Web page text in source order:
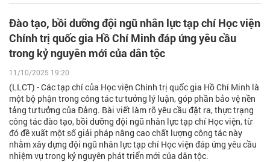
Đào tạo, bồi dưỡng đội ngũ nhân lực tạp chí Học viện
Chính trị quốc gia Hồ Chí Minh đáp ứng yêu cầu
trong kỷ nguyên mới của dân tộc
11/10/2025 19:20
(LLCT) - Các tạp chí của Học viện Chính trị quốc gia Hồ Chí Minh là
một bộ phận trong công tác tư tưởng lý luận, góp phần bảo vệ nền
tảng tư tưởng của Đảng. Bài viết làm rõ yêu cầu đặt ra, thực trạng
công tác đào tạo, bồi dưỡng đội ngũ nhân lực tạp chí Học viện, từ
đó đề xuất một số giải pháp nâng cao chất lượng công tác này
nhằm xây dựng đội ngũ nhân lực tạp chí Học viện đáp ứng yêu cầu
nhiệm vụ trong kỷ nguyên phát triển mới của dân tộc.